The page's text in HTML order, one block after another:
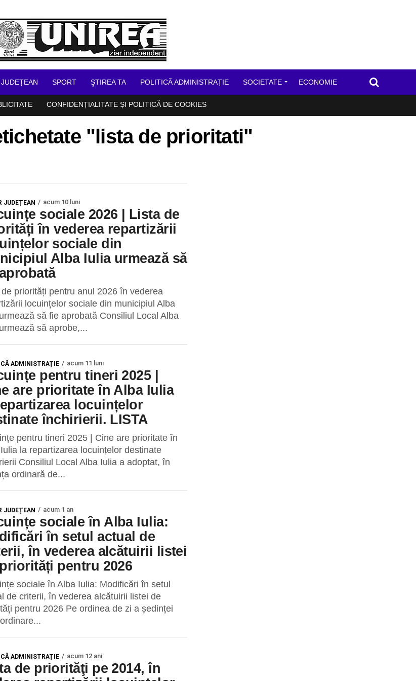
SPORT ŞTIREA TA POLITICĂ ADMINISTRAȚIE SOCIETATE ECONOMIE
CONFIDENȚIALITATE ȘI POLITICĂ DE COOKIES
"lista de prioritati"
JUDEȚEAN acum 10 luni
sociale 2026 | Lista de
în vederea repartizării
sociale din
Alba Iulia urmează să
priorități pentru anul 2026 în vederea
locuințelor sociale din municipiul Alba
să fie aprobată Consiliul Local Alba
să aprobe,...
ADMINISTRAȚIE acum 11 luni
pentru tineri 2025 |
are prioritate în Alba Iulia
locuințelor
închirierii. LISTA
pentru tineri 2025 | Cine are prioritate în
la repartizarea locuințelor destinate
Consiliul Local Alba Iulia a adoptat, în
ordinară de...
JUDEȚEAN acum 1 an
sociale în Alba Iulia:
în setul actual de
în vederea alcătuirii listei
pentru 2026
sociale în Alba Iulia: Modificări în setul
de criterii, în vederea alcătuirii listei de
pentru 2026 Pe ordinea de zi a ședinței
ADMINISTRAȚIE acum 12 ani
de priorităţi pe 2014, în